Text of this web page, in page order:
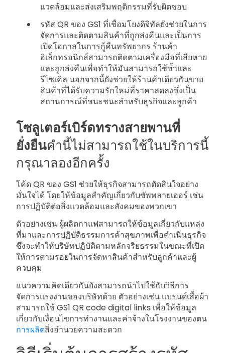
แวดล้อมและส่งเสริมพฤติกรรมที่รับผิดชอบ
รหัส QR ของ GS1 ที่เชื่อมโยงดิจิทัลยังช่วยในการ
จัดการและติดตามสินค้าที่ถูกส่งคืนและเป็นการ
เปิดโอกาสในการกู้คืนทรัพยากร ร้านค้า
อิเล็กทรอนิกส์สามารถติดตามเครื่องมือที่เสียหาย
และถูกส่งคืนเพื่อทำให้มันสามารถใช้ซ้ำและ
รีไซเคิล นอกจากนี้ยังช่วยให้ร้านค้าเดียวกันขาย
สินค้าที่ได้รับความรักใหม่ที่ราคาลดลงซึ่งเป็น
สถานการณ์ที่ชนะชนะสำหรับธุรกิจและลูกค้า
โซลูเตอร์เบิร์ดทรางสายพานที่
ยั่งยืนคำนี้ไม่สามารถใช้ในบริการนี้
กรุณาลองอีกครั้ง
โค้ด QR ของ GS1 ช่วยให้ธุรกิจสามารถตัดสินใจอย่าง
มั่นใจได้ โดยให้ข้อมูลสำคัญเกี่ยวกับซัพพลายเออร์ เช่น
การปฏิบัติต่อสิ่งแวดล้อมและสังคมของพวกเขา
ตัวอย่างเช่น ผู้ผลิตกาแฟสามารถให้ข้อมูลเกี่ยวกับแหล่ง
ที่มาและการปฏิบัติธรรมการค้าสุขภาพเพื่อดำเนินธุรกิจ
ซึ่งจะทำให้บริษัทปฏิบัติตามหลักจริยธรรมในขณะที่เปิด
ให้การตามรอยในการจัดหาสินค้าสำหรับลูกค้าและผู้
ควบคุม
แนวความคิดเดียวกันยังสามารถนำไปใช้กับวิธีการ
จัดการแรงงานของบริษัทด้วย ตัวอย่างเช่น แบรนด์เสื้อผ้า
สามารถใช้ GS1 QR code digital links เพื่อให้ข้อมูล
เกี่ยวกับเงื่อนไขการทำงานและค่าจ้างในโรงงานของตน
การผลิตสิ่งอำนวยความสะดวก